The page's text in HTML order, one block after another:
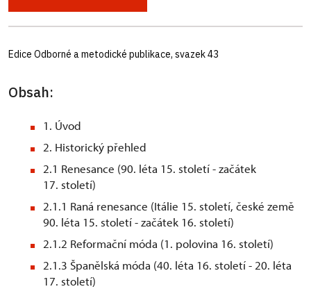
Edice Odborné a metodické publikace, svazek 43
Obsah:
1. Úvod
2. Historický přehled
2.1 Renesance (90. léta 15. století - začátek
17. století)
2.1.1 Raná renesance (Itálie 15. století, české země
90. léta 15. století - začátek 16. století)
2.1.2 Reformační móda (1. polovina 16. století)
2.1.3 Španělská móda (40. léta 16. století - 20. léta
17. století)